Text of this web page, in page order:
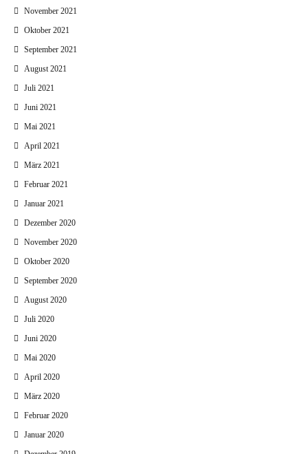
November 2021
Oktober 2021
September 2021
August 2021
Juli 2021
Juni 2021
Mai 2021
April 2021
März 2021
Februar 2021
Januar 2021
Dezember 2020
November 2020
Oktober 2020
September 2020
August 2020
Juli 2020
Juni 2020
Mai 2020
April 2020
März 2020
Februar 2020
Januar 2020